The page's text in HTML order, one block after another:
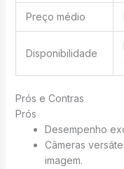
Preço médio
Disponibilidade
Prós e Contras
Prós
Desempenho
Câmeras
imagem.